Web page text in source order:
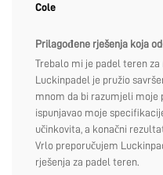
Cole
Prilagođene rješenja koja
Trebalo mi je padel teren
Luckinpadel je pružio
mnom da bi razumjeli moje
ispunjavao moje
učinkovita, a konačni
Vrlo preporučujem
rješenja za padel teren.